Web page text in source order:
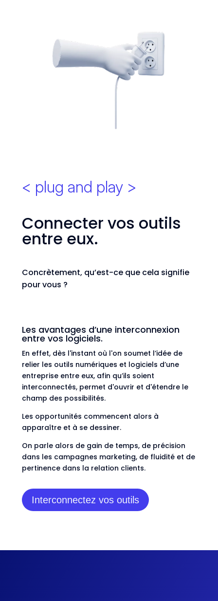
< plug and play >
Connecter vos outils
entre eux.
Concrètement, qu’est-ce que cela signifie
pour vous ?
Les avantages d’une interconnexion
entre vos logiciels.
En effet, dès l'instant où l'on soumet l’idée de
relier les outils numériques et logiciels d’une
entreprise entre eux, afin qu’ils soient
interconnectés, permet d'ouvrir et d'étendre le
champ des possibilités.
Les opportunités commencent alors à
apparaître et à se dessiner.
On parle alors de gain de temps, de précision
dans les campagnes marketing, de fluidité et de
pertinence dans la relation clients.
Interconnectez vos outils